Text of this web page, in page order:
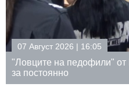
07 Август 2026 | 16:05
"Ловците на педофили" от
за постоянно